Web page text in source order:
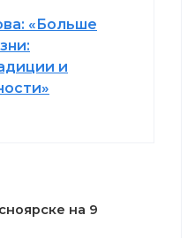
«Больше
и
на 9